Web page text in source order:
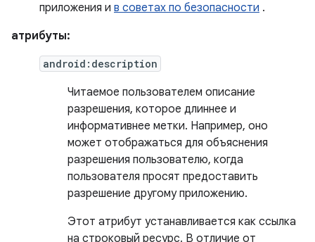
приложения и в советах по безопасности .
атрибуты:
android:description
Читаемое пользователем описание
разрешения, которое длиннее и
информативнее метки. Например, оно
может отображаться для объяснения
разрешения пользователю, когда
пользователя просят предоставить
разрешение другому приложению.
Этот атрибут устанавливается как ссылка
на строковый ресурс. В отличие от